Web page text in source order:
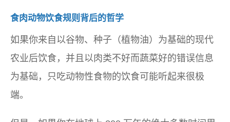
食肉动物饮食规则背后的哲学
如果你来自以谷物、种子（植物油）为基础的现代
农业后饮食，并且以肉类不好而蔬菜好的错误信息
为基础，只吃动物性食物的饮食可能听起来很极
端。